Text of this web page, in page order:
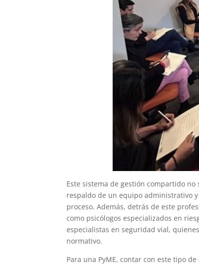
Este sistema de gestión compartido
respaldo de un equipo administrativo
proceso. Además, detrás de este
como psicólogos especializados en
especialistas en seguridad vial,
normativo.
Para una PyME, contar con este tipo